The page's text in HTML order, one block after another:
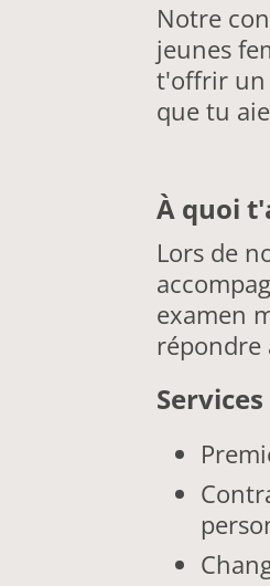
Notre
jeunes
t'offrir un
que tu
À quoi
Lors de
examen
répondre